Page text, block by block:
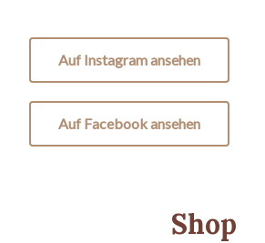
Auf Instagram ansehen
Auf Facebook ansehen
Shop